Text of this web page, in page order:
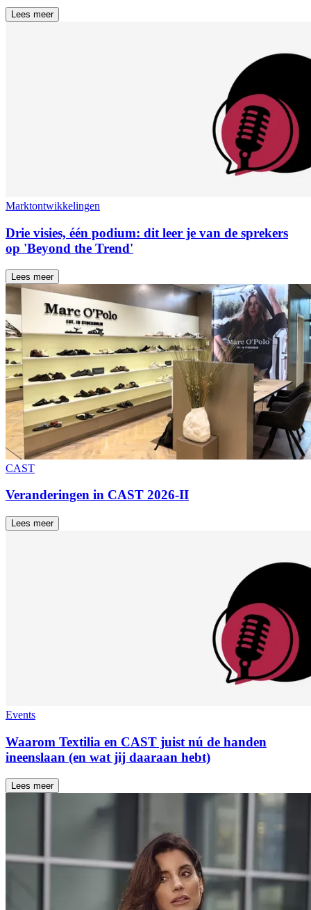
Lees meer
Marktontwikkelingen
Drie visies, één podium: dit leer je van de sprekers
op 'Beyond the Trend'
Lees meer
CAST
Veranderingen in CAST 2026-II
Lees meer
Events
Waarom Textilia en CAST juist nú de handen
ineenslaan (en wat jij daaraan hebt)
Lees meer